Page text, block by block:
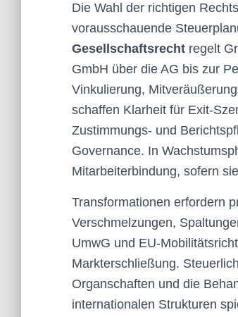
Die Wahl der richtigen
vorausschauende
Gesellschaftsrecht regelt
GmbH über die AG bis zur
Vinkulierung,
schaffen Klarheit für Exit-
Zustimmungs- und
Governance. In
Mitarbeiterbindung, sofern
Transformationen erfordern
Verschmelzungen,
UmwG und EU-
Markterschließung.
Organschaften und die
internationalen Strukturen